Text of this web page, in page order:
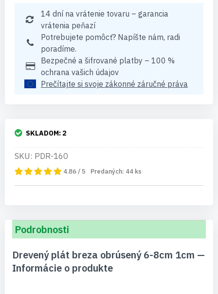
14 dní na vrátenie tovaru – garancia
vrátenia peňazí
Potrebujete pomôcť? Napíšte nám, radi
poradíme.
Bezpečné a šifrované platby – 100 %
ochrana vašich údajov
Prečítajte si svoje zákonné záručné práva
SKLADOM: 2
SKU: PDR-160
4.86 / 5 Predaných: 44 ks
Podrobnosti
Drevený plát breza obrúsený 6-8cm 1cm —
Informácie o produkte